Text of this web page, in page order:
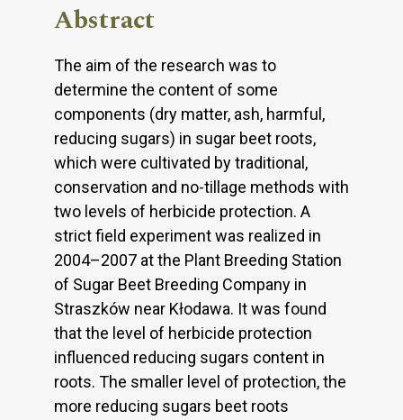
Abstract
The aim of the research was to
determine the content of some
components (dry matter, ash, harmful,
reducing sugars) in sugar beet roots,
which were cultivated by traditional,
conservation and no-tillage methods with
two levels of herbicide protection. A
strict field experiment was realized in
2004–2007 at the Plant Breeding Station
of Sugar Beet Breeding Company in
Straszków near Kłodawa. It was found
that the level of herbicide protection
influenced reducing sugars content in
roots. The smaller level of protection, the
more reducing sugars beet roots